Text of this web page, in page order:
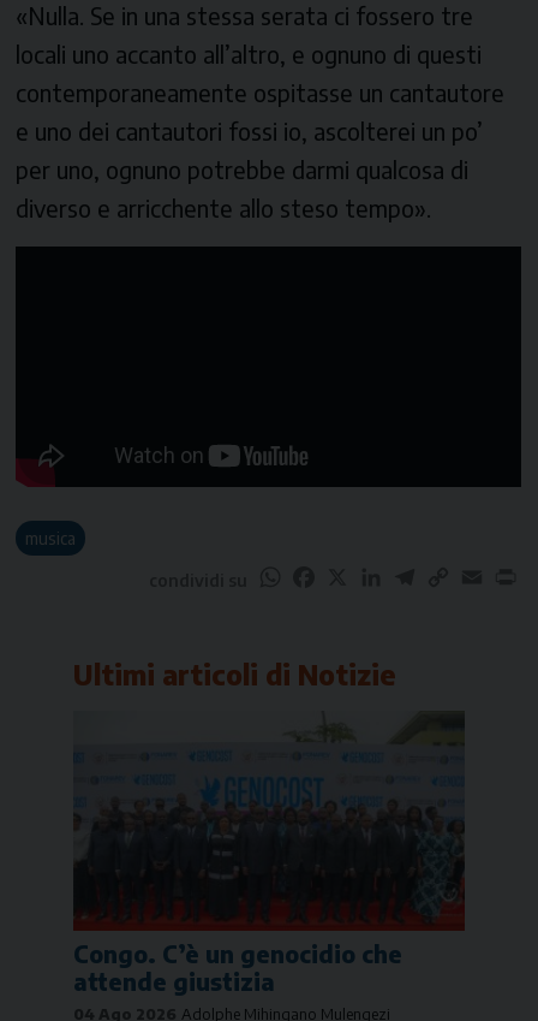
«Nulla. Se in una stessa serata ci fossero tre
locali uno accanto all’altro, e ognuno di questi
contemporaneamente ospitasse un cantautore
e uno dei cantautori fossi io, ascolterei un po’
per uno, ognuno potrebbe darmi qualcosa di
diverso e arricchente allo steso tempo».
musica
Ultimi articoli di Notizie
Congo. C’è un genocidio che
attende giustizia
04 Ago 2026 Adolphe Mihingano Mulengezi